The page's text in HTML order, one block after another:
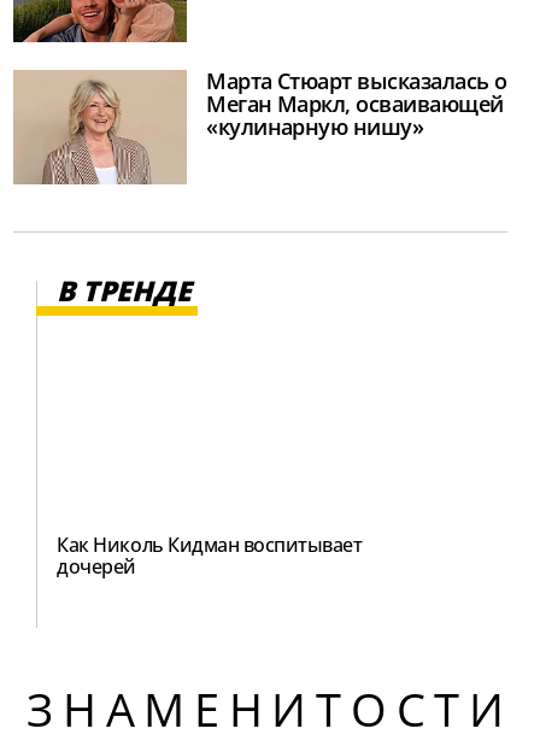
Марта Стюарт высказалась о
Меган Маркл, осваивающей
«кулинарную нишу»
В ТРЕНДЕ
Как Николь Кидман воспитывает
дочерей
ЗНАМЕНИТОСТИ